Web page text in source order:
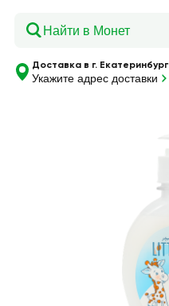
Доставка в г. Екатеринбург
Укажите адрес доставки